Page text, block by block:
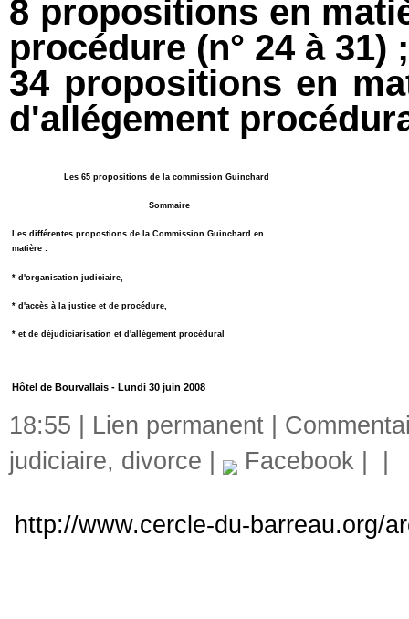
8 propositions en
procédure (n° 24 à 31) ;
34 propositions en
d'allégement
Les 65 propositions de la commission Guinchard
Sommaire
Les différentes propostions de la Commission Guinchard en
matière :
* d'organisation judiciaire,
* d'accès à la justice et de procédure,
* et de déjudiciarisation et d'allégement procédural
Hôtel de Bourvallais - Lundi 30 juin 2008
18:55 | Lien permanent
judiciaire, divorce Facebook
http://www.cercle-du-barreau.org/